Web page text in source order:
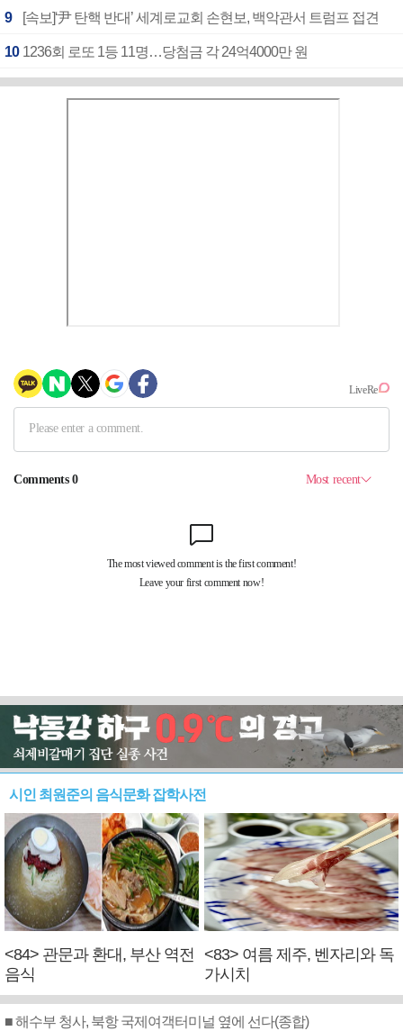
9 [속보]‘尹 탄핵 반대’ 세계로교회 손현보, 백악관서 트럼프 접견
10 1236회 로또 1등 11명…당첨금 각 24억4000만 원
시인 최원준의 음식문화 잡학사전
<84> 관문과 환대, 부산 역전
음식
<83> 여름 제주, 벤자리와 독
가시치
■ 해수부 청사, 북항 국제여객터미널 옆에 선다(종합)